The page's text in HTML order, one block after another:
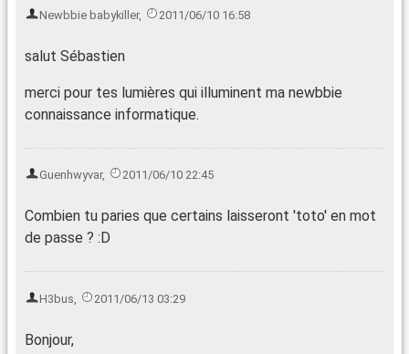
Newbbie babykiller, 2011/06/10 16:58
salut Sébastien
merci pour tes lumières qui illuminent ma newbbie
connaissance informatique.
Guenhwyvar, 2011/06/10 22:45
Combien tu paries que certains laisseront 'toto' en mot
de passe ? :D
H3bus 2011/06/13 03:29
Bonjour,